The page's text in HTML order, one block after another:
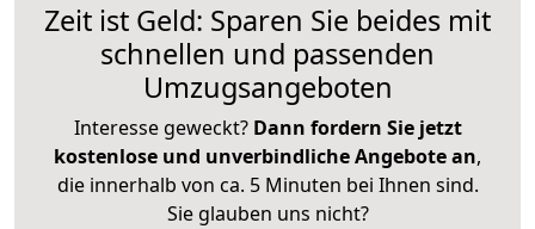
Zeit ist Geld: Sparen Sie beides mit
schnellen und passenden
Umzugsangeboten
Interesse geweckt? Dann fordern Sie jetzt
kostenlose und unverbindliche Angebote an,
die innerhalb von ca. 5 Minuten bei Ihnen sind.
Sie glauben uns nicht?